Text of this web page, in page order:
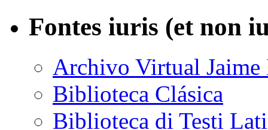
Fontes iuris (et non
Archivo Virtual Jaime
Biblioteca Clásica
Biblioteca di Testi